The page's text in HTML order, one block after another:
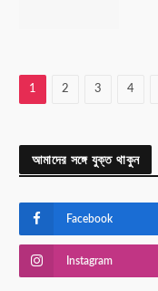
1 2 3 4
আমাদের সঙ্গে যুক্ত থাকুন
Facebook
Instagram